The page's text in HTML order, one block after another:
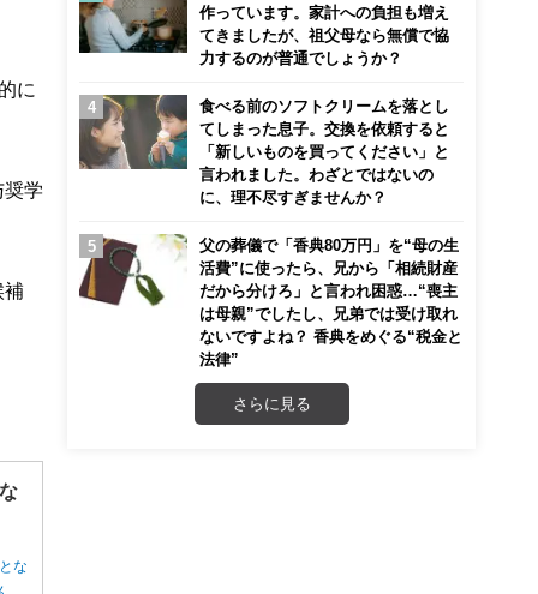
に
奨学
補
な
作っています。家計への負担も増え
てきましたが、祖父母なら無償で協
力するのが普通でしょうか？
食べる前のソフトクリームを落とし
てしまった息子。交換を依頼すると
「新しいものを買ってください」と
言われました。わざとではないの
に、理不尽すぎませんか？
父の葬儀で「香典80万円」を“母の生
活費”に使ったら、兄から「相続財産
だから分けろ」と言われ困惑…“喪主
は母親”でしたし、兄弟では受け取れ
ないですよね？ 香典をめぐる“税金と
法律”
さらに見る